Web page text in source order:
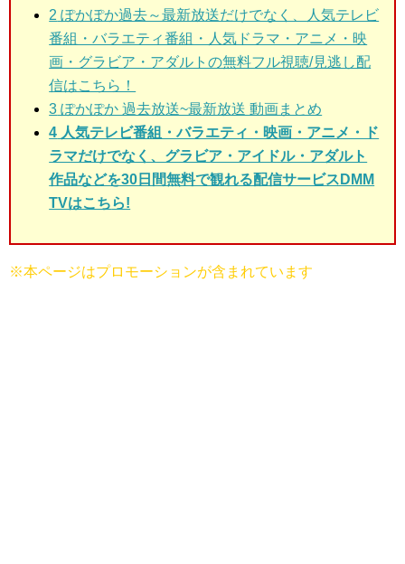
2 ぽかぽか過去～最新放送だけでなく、人気テレビ
番組・バラエティ番組・人気ドラマ・アニメ・映
画・グラビア・アダルトの無料フル視聴/見逃し配
信はこちら！
3 ぽかぽか 過去放送~最新放送 動画まとめ
4 人気テレビ番組・バラエティ・映画・アニメ・ド
ラマだけでなく、グラビア・アイドル・アダルト
作品などを30日間無料で観れる配信サービスDMM
TVはこちら!
※本ページはプロモーションが含まれています